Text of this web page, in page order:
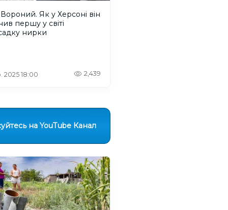
Як у Херсоні він
першу у світі
нирки
2025 18:00 2,439
на YouTube Канал